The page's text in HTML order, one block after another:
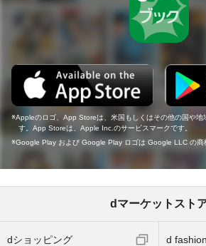
Appleのロゴ、App Storeは、米国もしくはその他の国や
す。App Storeは、Apple Inc.のサービスマークです。
Google Play および Google Play ロゴは Google LLC の商
dマーケットスト
dショッピング d fashion